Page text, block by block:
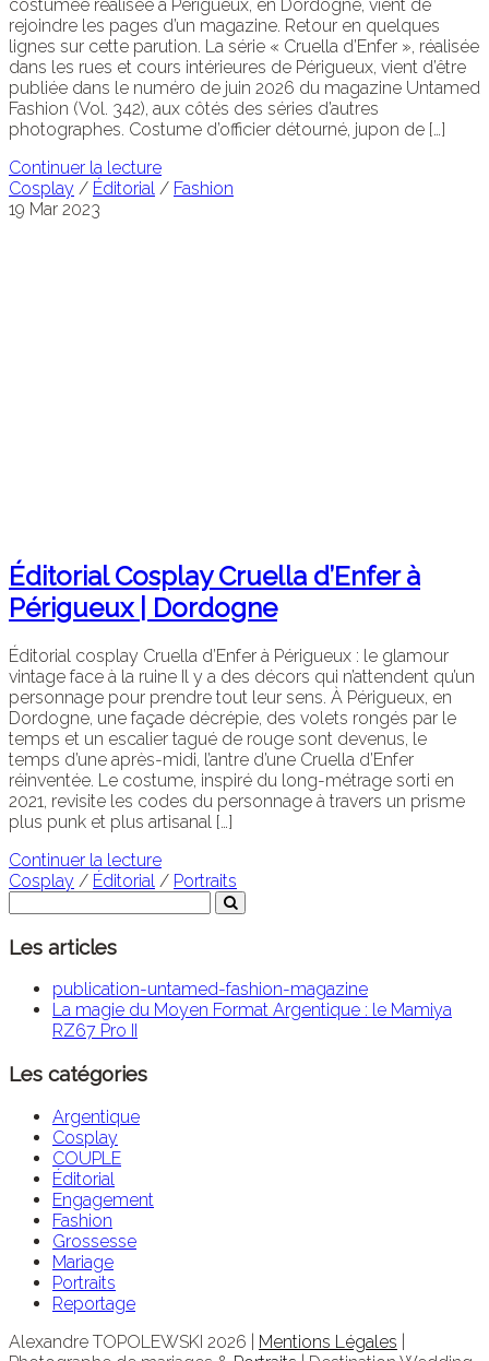
costumée réalisée à Périgueux, en Dordogne, vient de
rejoindre les pages d’un magazine. Retour en quelques
lignes sur cette parution. La série « Cruella d’Enfer », réalisée
dans les rues et cours intérieures de Périgueux, vient d’être
publiée dans le numéro de juin 2026 du magazine Untamed
Fashion (Vol. 342), aux côtés des séries d’autres
photographes. Costume d’officier détourné, jupon de […]
Continuer la lecture
Cosplay / Éditorial / Fashion
19 Mar 2023
Éditorial Cosplay Cruella d’Enfer à
Périgueux | Dordogne
Éditorial cosplay Cruella d’Enfer à Périgueux : le glamour
vintage face à la ruine Il y a des décors qui n’attendent qu’un
personnage pour prendre tout leur sens. À Périgueux, en
Dordogne, une façade décrépie, des volets rongés par le
temps et un escalier tagué de rouge sont devenus, le
temps d’une après-midi, l’antre d’une Cruella d’Enfer
réinventée. Le costume, inspiré du long-métrage sorti en
2021, revisite les codes du personnage à travers un prisme
plus punk et plus artisanal […]
Continuer la lecture
Cosplay / Éditorial / Portraits
Les articles
publication-untamed-fashion-magazine
La magie du Moyen Format Argentique : le Mamiya
RZ67 Pro II
Les catégories
Argentique
Cosplay
COUPLE
Éditorial
Engagement
Fashion
Grossesse
Mariage
Portraits
Reportage
Alexandre TOPOLEWSKI 2026 | Mentions Légales